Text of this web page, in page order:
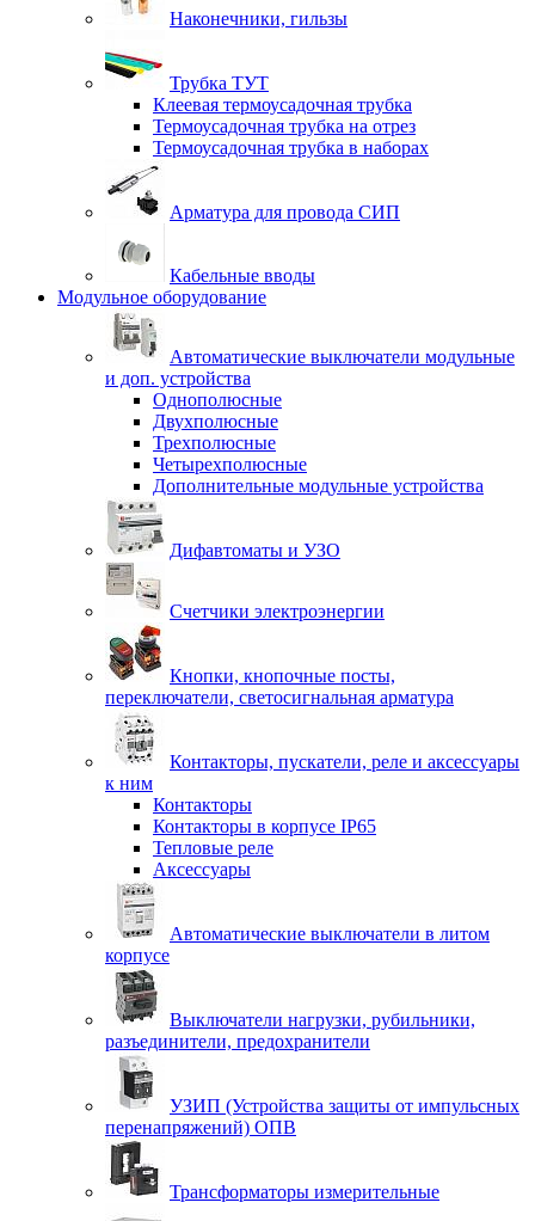
Наконечники, гильзы
Трубка ТУТ
Клеевая термоусадочная трубка
Термоусадочная трубка на отрез
Термоусадочная трубка в наборах
Арматура для провода СИП
Кабельные вводы
Модульное оборудование
Автоматические выключатели модульные
и доп. устройства
Однополюсные
Двухполюсные
Трехполюсные
Четырехполюсные
Дополнительные модульные устройства
Дифавтоматы и УЗО
Счетчики электроэнергии
Кнопки, кнопочные посты,
переключатели, светосигнальная арматура
Контакторы, пускатели, реле и аксессуары
к ним
Контакторы
Контакторы в корпусе IP65
Тепловые реле
Аксессуары
Автоматические выключатели в литом
корпусе
Выключатели нагрузки, рубильники,
разъединители, предохранители
УЗИП (Устройства защиты от импульсных
перенапряжений) ОПВ
Трансформаторы измерительные